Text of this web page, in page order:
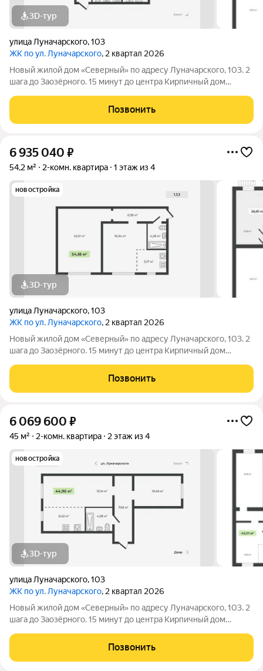
3D-тур
улица Луначарского,103
ЖК по ул. Луначарского, 2 квартал 2026
Новый жилой дом «Северный» по адресу Луначарского, 103. 2
шага до Заозёрного. 15 минут до центра Кирпичный дом
воркаута Просторная парковка Корзины для кондиционеров
КВАРТИРЫ ФОРМАТА «ЗАЕЗЖАЙ И ЖИВИ»
Позвонить
6 935 040 ₽
54,2 м² 2-комн. квартира 1 этаж из 4
новостройка
3D-тур
улица Луначарского,103
ЖК по ул. Луначарского, 2 квартал 2026
Новый жилой дом «Северный» по адресу Луначарского, 103. 2
шага до Заозёрного. 15 минут до центра Кирпичный дом
воркаута Просторная парковка Корзины для кондиционеров
КВАРТИРЫ ФОРМАТА «ЗАЕЗЖАЙ И ЖИВИ»
Позвонить
6 069 600 ₽
45 м² 2-комн. квартира 2 этаж из 4
новостройка
3D-тур
улица Луначарского,103
ЖК по ул. Луначарского, 2 квартал 2026
Новый жилой дом «Северный» по адресу Луначарского, 103. 2
шага до Заозёрного. 15 минут до центра Кирпичный дом
воркаута Просторная парковка Корзины для кондиционеров
КВАРТИРЫ ФОРМАТА «ЗАЕЗЖАЙ И ЖИВИ»
Позвонить